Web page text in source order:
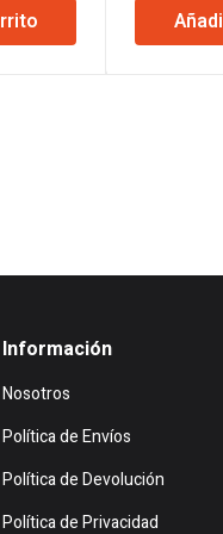
actual
es:
Información
Nosotros
Política de Envíos
Política de Devolución
Política de Privacidad